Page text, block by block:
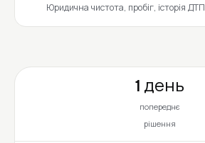
Юридична чистота, пробіг, історія ДТП
1 день
попереднє
рішення